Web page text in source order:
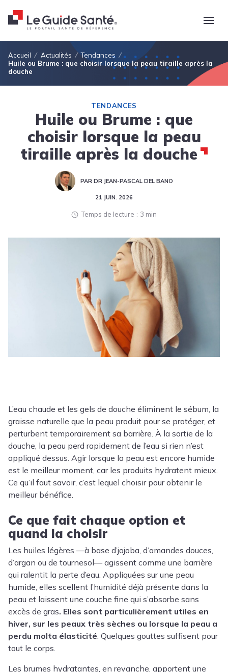
Fil d'Ariane
Accueil Actualités
Tendances
Huile ou Brume : que choisir lorsque la peau tiraille après la
douche
TENDANCES
Huile ou Brume : que
choisir lorsque la peau
tiraille après la douche
PAR DR JEAN-PASCAL DEL BANO
21 JUIN. 2026
Temps de lecture 3 min
L’eau chaude et les gels de douche éliminent le sébum, la
graisse naturelle que la peau produit pour se protéger, et
perturbent temporairement sa barrière. À la sortie de la
douche, la peau perd rapidement de l’eau si rien n’est
appliqué dessus. Agir lorsque la peau est encore humide
est le meilleur moment, car les produits hydratent mieux.
Ce qu’il faut savoir, c’est lequel choisir pour obtenir le
meilleur bénéfice.
Ce que fait chaque option et
quand la choisir
Les huiles légères —à base d’jojoba, d’amandes douces,
d’argan ou de tournesol— agissent comme une barrière
qui ralentit la perte d’eau. Appliquées sur une peau
humide, elles scellent l’humidité déjà présente dans la
peau et laissent une couche fine qui s’absorbe sans
excès de gras. Elles sont particulièrement utiles en
hiver, sur les peaux très sèches ou lorsque la peau a
perdu molta élasticité. Quelques gouttes suffisent pour
tout le corps.
Les brumes hydratantes, en revanche, apportent une